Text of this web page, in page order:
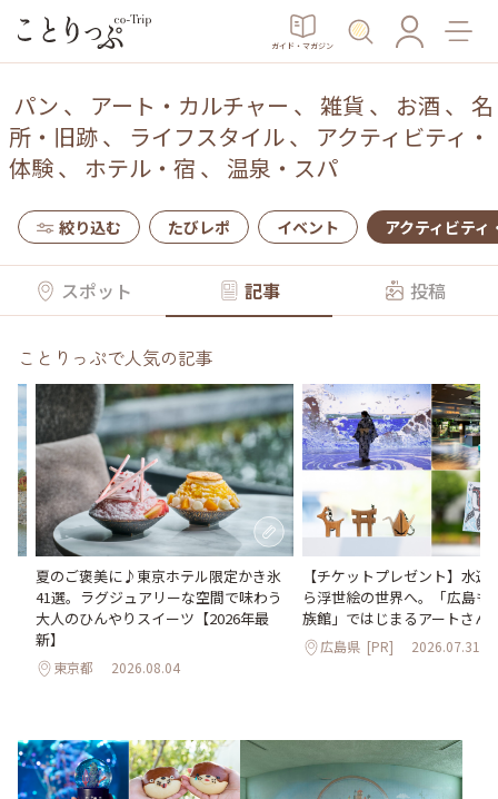
ガイド・マガジン
パン 、 アート・カルチャー 、 雑貨 、 お酒 、 名
所・旧跡、 ライフスタイル、 アクティビティ・
体験、 ホテル・宿 、 温泉・スパ
絞り込む たびレポ イベント アクティビティ
スポット 記事 投稿
ことりっぷで人気の記事
夏のご褒美に♪東京ホテル限定かき氷
41選。ラグジュアリーな空間で味わう
大人のひんやりスイーツ【2026年最
新】
東京都 2026.08.04
【チケットプレゼント】水辺
ら浮世絵の世界へ。「広島も
族館」ではじまるアートさん
広島県 [PR] 2026.07.31